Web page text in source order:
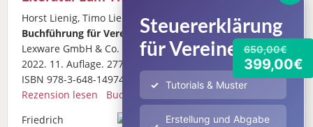
650,00€
399,00€
Steuererklärung
für Vereine
Tutorials & Muster
Erstellung und Abgabe
Horst Lienig, Timo Lienig:Praktische
Buchführung für Vereine.Haufe-
Lexware GmbH & Co. KG (Freiburg)
2022. 11. Auflage. 277 Seiten.
ISBN 978-3-648-14974-4.
Rezension lesen
Buch bestellen
Friedrich